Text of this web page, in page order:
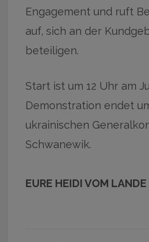
Engagement und ruft
auf, sich an der
beteiligen.
Start ist um 12 Uhr am
Demonstration endet
ukrainischen
Schwanewik.
EURE HEIDI VOM LANDE